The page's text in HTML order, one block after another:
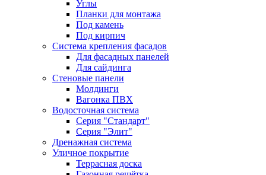
Углы
Планки для монтажа
Под камень
Под кирпич
Система крепления фасадов
Для фасадных панелей
Для сайдинга
Стеновые панели
Молдинги
Вагонка ПВХ
Водосточная система
Серия "Стандарт"
Серия "Элит"
Дренажная система
Уличное покрытие
Террасная доска